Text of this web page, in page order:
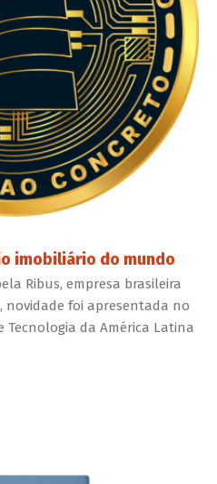
imobiliário do mundo
Ribus, empresa brasileira
novidade foi apresentada no
Tecnologia da América Latina